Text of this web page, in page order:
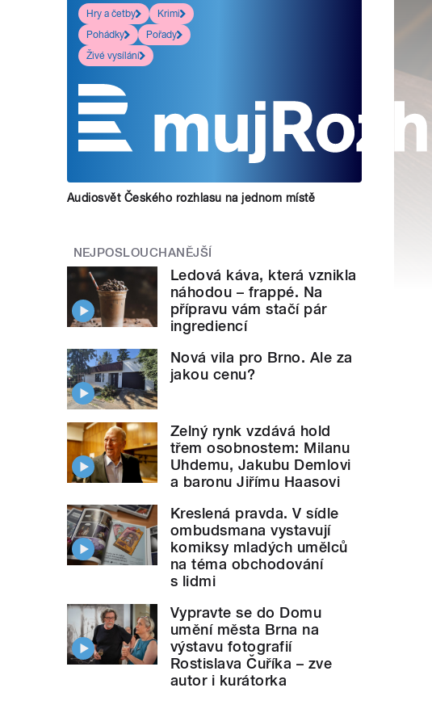
Hry a četby
Krimi
Pohádky
Pořady
Živé vysílání
Audiosvět Českého rozhlasu na jednom místě
NEJPOSLOUCHANĚJŠÍ
Ledová káva, která vznikla
náhodou – frappé. Na
přípravu vám stačí pár
ingrediencí
Nová vila pro Brno. Ale za
jakou cenu?
Zelný rynk vzdává hold
třem osobnostem: Milanu
Uhdemu, Jakubu Demlovi
a baronu Jiřímu Haasovi
Kreslená pravda. V sídle
ombudsmana vystavují
komiksy mladých umělců
na téma obchodování
s lidmi
Vypravte se do Domu
umění města Brna na
výstavu fotografií
Rostislava Čuříka – zve
autor i kurátorka